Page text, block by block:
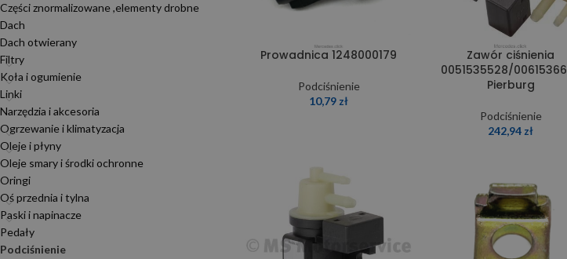
Części znormalizowane ,elementy drobne
Dach
Dach otwierany
Filtry
Koła i ogumienie
Linki
Narzędzia i akcesoria
Ogrzewanie i klimatyzacja
Oleje i płyny
Oleje smary i środki ochronne
Oringi
Oś przednia i tylna
Paski i napinacze
Pedały
Podciśnienie
Prowadnica 1248000179
Podciśnienie
10,79 zł
Zawór ciśnienia
0051535528/
Pierburg
Podciśnienie
242,94 zł